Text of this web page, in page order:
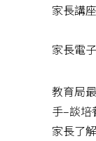
家長講
家長電
教育局
手–談培
家長了